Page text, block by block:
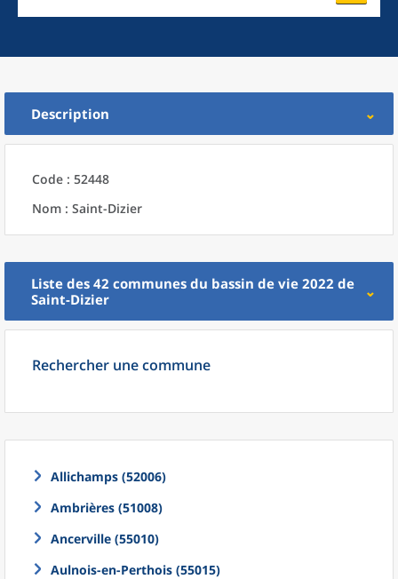
Description
Code : 52448
Nom : Saint-Dizier
Liste des 42 communes du bassin de vie 2022 de
Saint-Dizier
Rechercher une commune
Allichamps (52006)
Ambrières (51008)
Ancerville (55010)
Aulnois-en-Perthois (55015)